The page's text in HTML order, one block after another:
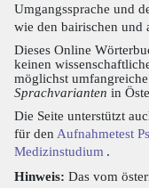
Umgangssprache und
wie den bairischen und
Dieses Online
keinen
möglichst
Sprachvarianten in
Die Seite unterstützt
für den Aufnahmetest
Medizinstudium .
Hinweis: Das vom